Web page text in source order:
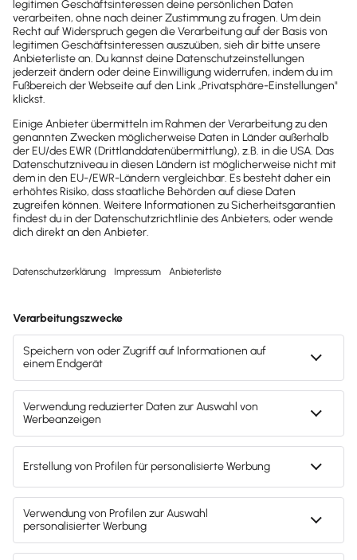
Zur Buchhaltungssoftware
Übrigens: Belege nachträglich noch zu verbuchen,
kann einen hohen Aufwand mit sich bringen. Daher
ist es ratsam, wenn du deine Belege möglichst
aktuell verbuchst.
Belege aufbewahren
Das Aufbewahren deiner Unterlagen mit allen
Finanzverwaltung interessiert sich erst bei einer
Zu deinen Pflichten als Unternehmer zählt, dass du
nicht nur Rechnungen,sondern alle Vorgänge, die
mit deinem Betrieb zusammenhängen,
aufbewahren musst.Die Aufbewahrungsfrist gilt als
erfüllt, wenn die Bestandteile deiner Buchführung in
gespeicherter Form richtig abgelegt sind und
jederzeit wieder sichtbar gemacht oder gedruckt
seiner originären Form aufbewahrt werden.Erlaubt
ist das Einscannen von Papierdokumenten und
Belegen, wie es bei unterschiedlichen